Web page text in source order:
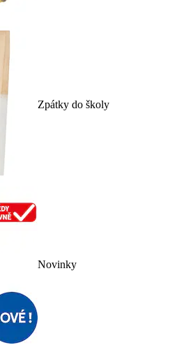
Zpátky do školy
Novinky